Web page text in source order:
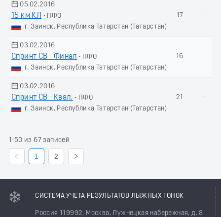
05.02.2016
15 км КЛ
- ПФО
г. Заинск, Республика Татарстан (Татарстан)
17 -
03.02.2016
Спринт СВ - Финал - ПФО
г. Заинск, Республика Татарстан (Татарстан)
16 -
03.02.2016
Спринт СВ - Квал. - ПФО
г. Заинск, Республика Татарстан (Татарстан)
21 -
1-50 из 67 записей
1 2
СИСТЕМА УЧЕТА РЕЗУЛЬТАТОВ ЛЫЖНЫХ ГОНОК
Россия 119992, Москва, Лужнецкая набережная, д. 8